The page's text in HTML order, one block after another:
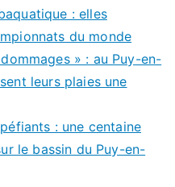
: elles
du monde
» : au Puy-en-
leurs plaies une
: une centaine
le bassin du Puy-en-